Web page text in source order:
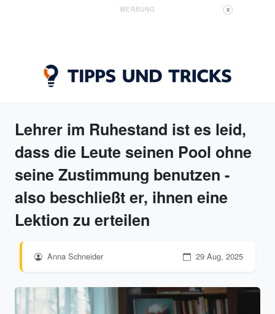
WERBUNG X
Lehrer im Ruhestand ist es leid,
dass die Leute seinen Pool ohne
seine Zustimmung benutzen -
also beschließt er, ihnen eine
Lektion zu erteilen
Anna Schneider 29 Aug, 2025